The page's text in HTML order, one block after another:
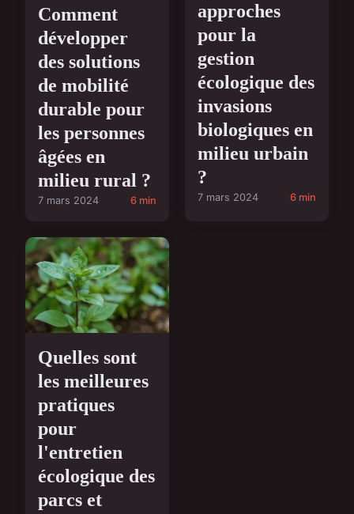
Comment
développer
des solutions
de mobilité
durable pour
les personnes
âgées en
milieu rural ?
7 mars 2024 6 min
approches
pour la
gestion
écologique des
invasions
biologiques en
milieu urbain
?
7 mars 2024 6 min
Quelles sont
les meilleures
pratiques
pour
l'entretien
écologique des
parcs et